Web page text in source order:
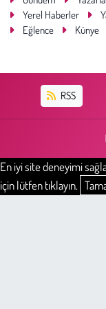
Yerel Haberler
Eğlence
Künye
RSS
En iyi site deneyimi
için lütfen tıklayın.